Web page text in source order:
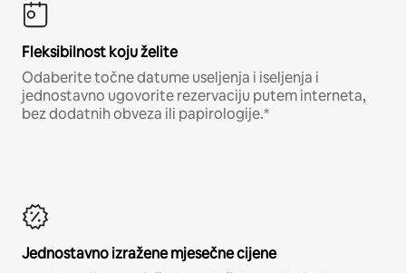
Fleksibilnost koju želite
Odaberite točne datume useljenja i iseljenja i
jednostavno ugovorite rezervaciju putem interneta,
bez dodatnih obveza ili papirologije.*
Jednostavno izražene mjesečne cijene